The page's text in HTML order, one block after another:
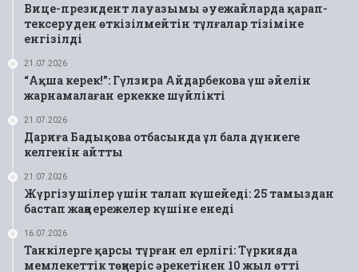
Вице-президент лауазымы әуежайларда қарап-
тексеруден өткізілмейтін тұлғалар тізіміне
енгізілді
21.07.2026
“Ақша керек!”: Гүлзира Айдарбекова үш әйелін
жарнамалаған еркекке шүйлікті
21.07.2026
Дариға Бадықова отбасында ұл бала дүниеге
келгенін айтты
21.07.2026
Жүргізушілер үшін талап күшейеді: 25 тамыздан
бастап жаңа ережелер күшіне енеді
16.07.2026
Танкілерге қарсы тұрған ел ерлігі: Түркияда
мемлекеттік төңкеріс әрекетінен 10 жыл өтті